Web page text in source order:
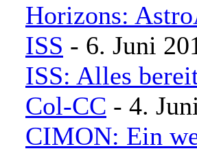
Horizons:
ISS - 6. Juni
ISS: Alles
Col-CC - 4.
CIMON: Ein